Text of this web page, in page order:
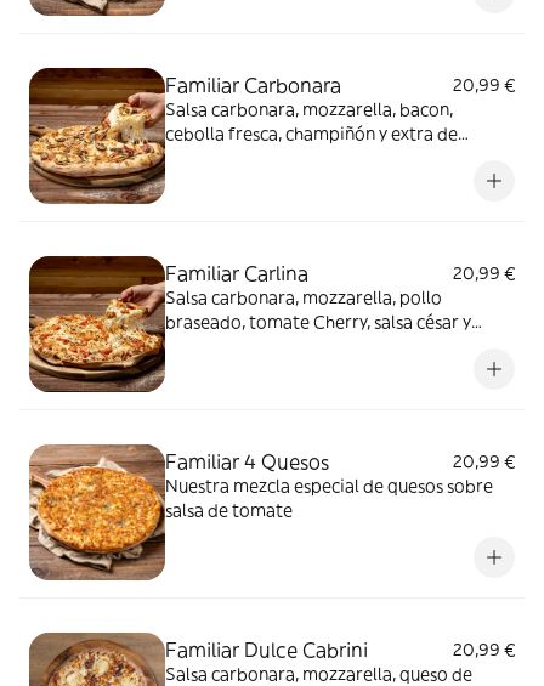
Familiar Carbonara
20,99 €
Salsa carbonara, mozzarella, bacon,
cebolla fresca, champiñón y extra de
Familiar Carlina
20,99 €
Salsa carbonara, mozzarella, pollo
braseado, tomate Cherry, salsa césar y
Familiar 4 Quesos
20,99 €
Nuestra mezcla especial de quesos sobre
salsa de tomate
Familiar Dulce Cabrini
20,99 €
Salsa carbonara, mozzarella, queso de